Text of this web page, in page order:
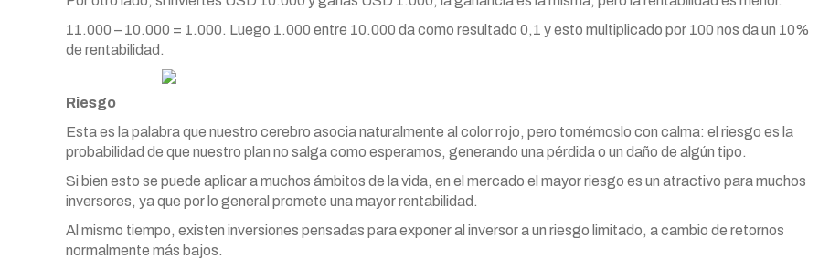
11.000 – 10.000 = 1.000. Luego 1.000 entre 10.000 da como resultado 0,1 y esto multiplicado por 100 nos da un 10%
de rentabilidad.
Riesgo
Esta es la palabra que nuestro cerebro asocia naturalmente al color rojo, pero tomémoslo con calma: el riesgo es la
probabilidad de que nuestro plan no salga como esperamos, generando una pérdida o un daño de algún tipo.
Si bien esto se puede aplicar a muchos ámbitos de la vida, en el mercado el mayor riesgo es un atractivo para muchos
inversores, ya que por lo general promete una mayor rentabilidad.
Al mismo tiempo, existen inversiones pensadas para exponer al inversor a un riesgo limitado, a cambio de retornos
normalmente más bajos.